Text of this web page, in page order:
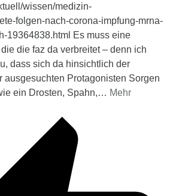
wissen/medizin-
folgen-nach-corona-impfung-mrna-
19364838.html Es muss eine
die faz da verbreitet – denn ich
dass sich da hinsichtlich der
ausgesuchten Protagonisten Sorgen
ein Drosten, Spahn,… Mehr